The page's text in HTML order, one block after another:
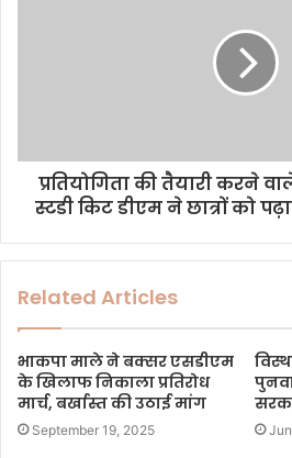
प्रतियोगिता की तैयारी करने
स्टडी किट डीएम ने छात्रों को
Related Articles
भाकपा माले ने बक्सर एसडीएम
के खिलाफ निकाला प्रतिरोध
मार्च, बर्खास्त की उठाई मांग
September 19, 2025